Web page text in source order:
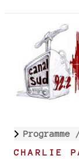
Programme
CHARLIE